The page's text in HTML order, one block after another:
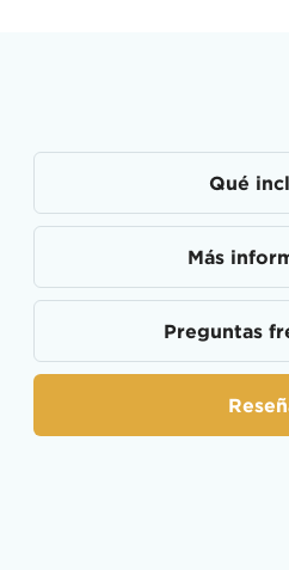
Qué
Más
Preguntas